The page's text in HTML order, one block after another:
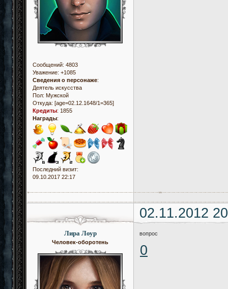
Сообщений: 4803
Уважение: +1085
Сведения о персонаже:
Деятель искусства
Пол: Мужской
Откуда: [age=02.12.1648/1=365]
Кредиты: 1855
Награды:
Последний визит:
09.10.2017 22:17
02.11.2012
Лира Лоур
Человек-оборотень
вопрос
0